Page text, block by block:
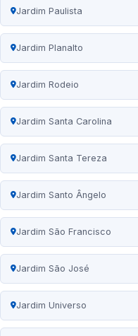
Jardim Paulista
Jardim Planalto
Jardim Rodeio
Jardim Santa Carolina
Jardim Santa Tereza
Jardim Santo Ângelo
Jardim São Francisco
Jardim São José
Jardim Universo